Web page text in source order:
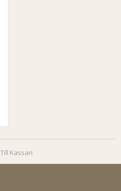
Till Kassan